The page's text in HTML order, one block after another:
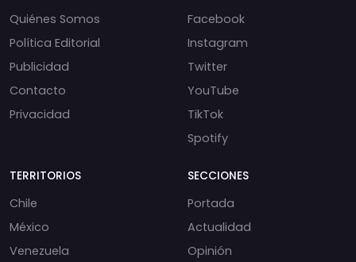
Quiénes Somos
Política Editorial
Publicidad
Contacto
Privacidad
Facebook
Instagram
Twitter
YouTube
TikTok
Spotify
TERRITORIOS
Chile
México
Venezuela
SECCIONES
Portada
Actualidad
Opinión